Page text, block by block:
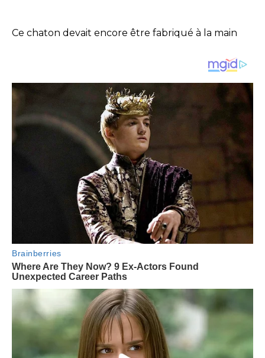
Ce chaton devait encore être fabriqué à la main